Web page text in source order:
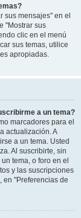
sus mensajes" en el
"Mostrar sus
clic en el menú
sus temas, utilice
apropiadas.
a un tema?
marcadores para el
actualización. A
a un tema. Usted
Al suscribirte, sin
tema, o foro en el
y las suscripciones
en "Preferencias de